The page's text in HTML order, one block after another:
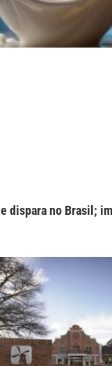
dispara no Brasil;